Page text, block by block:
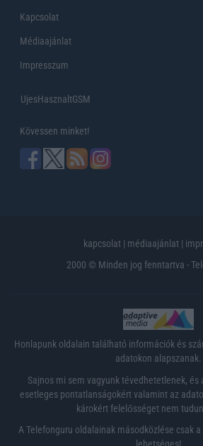
Kapcsolat
Médiaajánlat
Impresszum
UjesHasznaltGSM
Kövessen minket!
kapcsolat | médiaajánlat |
2000 © Minden jog fenntartva -
Honlapunk oldalain található információk és
adatokon alapszanak.
Sajnos mi sem vagyunk tévedhetetlenek,
esetleges pontatlanságokért valamint az
károkért felelősséget nem
A Telefonguru oldalainak másodközlése csak